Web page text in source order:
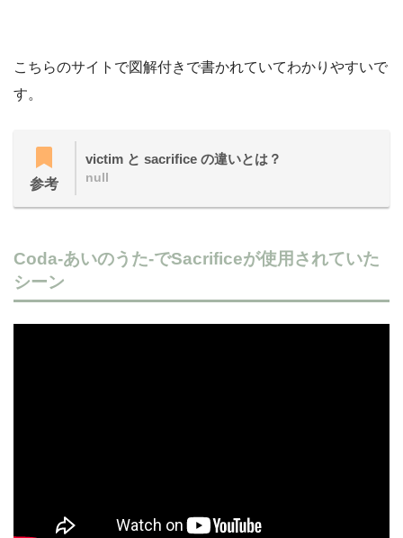
こちらのサイトで図解付きで書かれていてわかりやすいで
す。
参考
victim と sacrifice の違いとは？
null
Coda-あいのうた-でSacrificeが使用されていた
シーン